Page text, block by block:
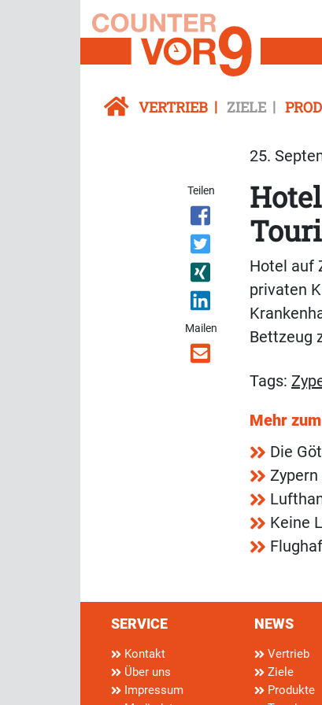
VERTRIEB ZIELE
25.
Teilen
Mailen
Hotel auf
privaten
Bettzeug
Tags:
Mehr
Die
Keine
SERVICE
Kontakt
Über uns
Impressum
NEWS
Vertrieb
Ziele
Produkte